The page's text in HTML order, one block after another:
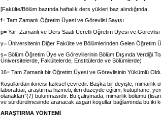
[Fakülte/Bölüm bazında haftalık ders yükleri baz alındığında,
f= Tam Zamanlı Öğretim Üyesi ve Görevlisi Sayısı
p= Yarı Zamanlı ve Ders Saati Ücretli Öğretim Üyesi ve
y= Üniversitenin Diğer Fakülte ve Bölümlerinden Gelen Öğretim
s= Bölüm Öğretim Üye ve Görevlilerinin Bölüm Dışında Verdiği
Üniversitelerde, Fakültelerde, Enstitülerde ve Bölümlerde)
16= Tam Zamanlı bir Öğretim Üyesi ve Görevlisinin Yükümlü
Koşullardan ikincisi fiziksel çevredir. Başka bir deyişle, mimarlık
laboratuar, araştırma hizmeti, ileri düzeyde eğitim, kütüphane,
olanakları”(7) bulunmasıdır. Bu çalışmada, mimarlık bölümü
ve sürdürülmesinde aranacak asgari koşullar bağlamında bu iki
ARAŞTIRMA YÖNTEMİ